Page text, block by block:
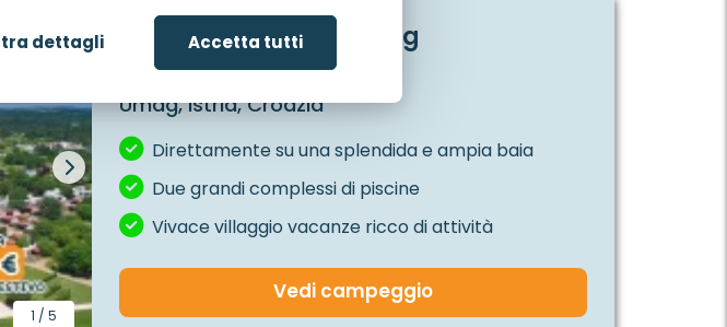
dettagli Accetta tutti
1 /5
Campeggio Park Umag
Umag, Istria, Croazia
Direttamente su una splendida e ampia baia
Due grandi complessi di piscine
Vivace villaggio vacanze ricco di attività
Vedi campeggio